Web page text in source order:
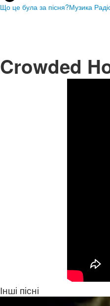
Що це була за пісня?Музика
Crowded
Інші пісні